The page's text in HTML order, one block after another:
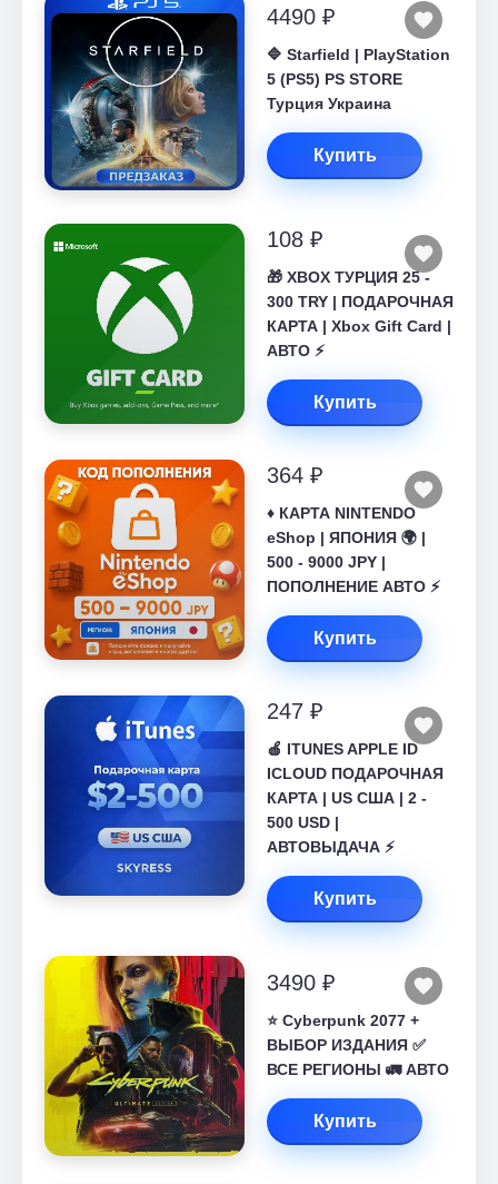
4490 ₽
🔷 Starfield | PlayStation
5 (PS5) PS STORE
Турция Украина
Купить
108 ₽
🎁 XBOX ТУРЦИЯ 25 -
300 TRY | ПОДАРОЧНАЯ
КАРТА | Xbox Gift Card |
АВТО ⚡
Купить
364 ₽
♦️ КАРТА NINTENDO
eShop | ЯПОНИЯ 🌍 |
500 - 9000 JPY |
ПОПОЛНЕНИЕ АВТО ⚡
Купить
247 ₽
🍎 ITUNES APPLE ID
ICLOUD ПОДАРОЧНАЯ
КАРТА | US США | 2 -
500 USD |
АВТОВЫДАЧА ⚡️
Купить
3490 ₽
⭐ Cyberpunk 2077 +
ВЫБОР ИЗДАНИЯ ✅
ВСЕ РЕГИОНЫ 🚛 АВТО
Купить